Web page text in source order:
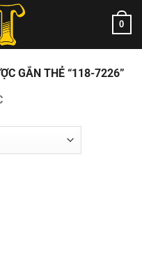
0
GẮN THẺ “118-7226”